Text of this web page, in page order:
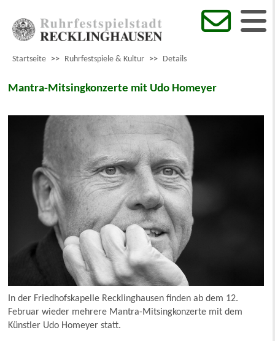
Startseite >> Ruhrfestspiele & Kultur >> Details
Mantra-Mitsingkonzerte mit Udo Homeyer
In der Friedhofskapelle Recklinghausen finden ab dem 12.
Februar wieder mehrere Mantra-Mitsingkonzerte mit dem
Künstler Udo Homeyer statt.